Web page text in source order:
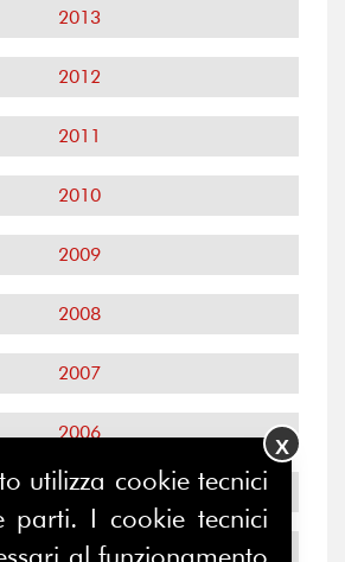
2013
2012
2011
2010
2009
2008
2007
2006
2005
2004
utilizza cookie tecnici
parti. I cookie tecnici
al funzionamento
X